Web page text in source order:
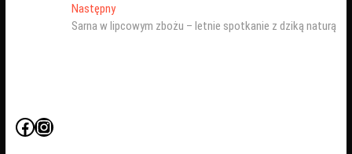
NastępnyNastępny
wpis:
Sarna w lipcowym zbożu – letnie spotkanie z dziką naturą
Facebook
Instagram